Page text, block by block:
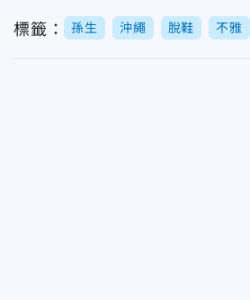
標籤： 孫生 沖繩 脫鞋 不雅